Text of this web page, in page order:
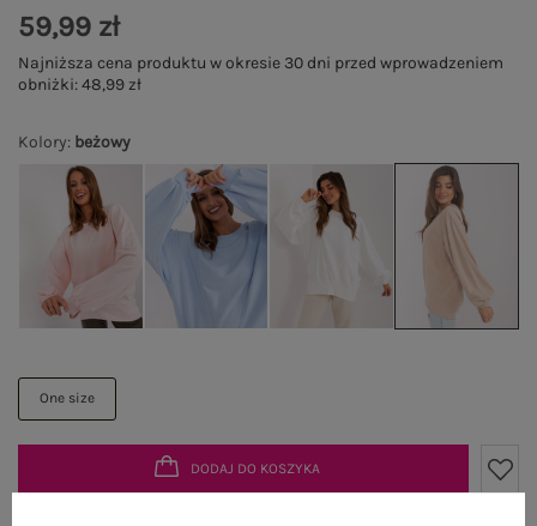
Kolory: beżowy
One size
59,99 zł
Najniższa cena produktu w okresie 30 dni przed wprowadzeniem
obniżki:48,99 zł
DODAJ DO KOSZYKA